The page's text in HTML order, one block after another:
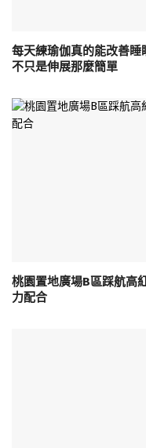
每天練瑜伽真的能改善睡
不只是伸展那麼簡單
桃園置地廣場B區踩航高
力配合